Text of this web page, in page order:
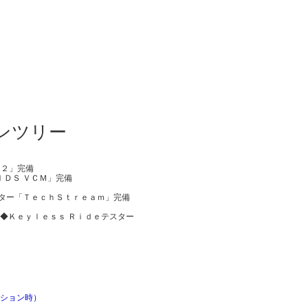
ツリー
」完備
Ｓ ＶＣＭ」完備
「ＴｅｃｈＳｔｒｅａｍ」完備
ｅｙｌｅｓｓ Ｒｉｄｅテスター
ョン時）